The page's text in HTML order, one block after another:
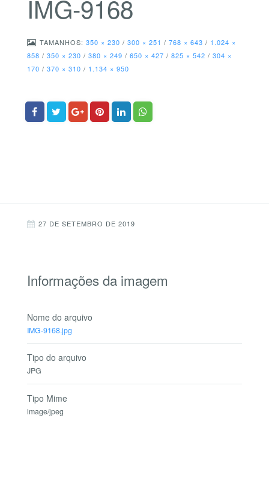
IMG-9168
TAMANHOS: 350 × 230 / 300 × 251 / 768 × 643 / 1.024 ×
858 / 350 × 230 / 380 × 249 / 650 × 427 / 825 × 542 / 304 ×
170 / 370 × 310 / 1.134 × 950
27 DE SETEMBRO DE 2019
Informações da imagem
Nome do arquivo
IMG-9168.jpg
Tipo do arquivo
JPG
Tipo Mime
image/jpeg